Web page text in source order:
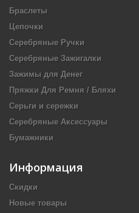
Браслеты
Цепочки
Серебряные Ручки
Серебряные Зажигалки
Зажимы для Денег
Пряжки Для Ремня / Бляхи
Серьги и сережки
Серебряные Аксессуары
Бумажники
Информация
Скидки
Новые товары